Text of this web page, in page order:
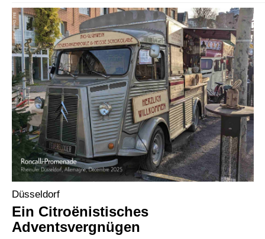
Düsseldorf
Ein Citroënistisches
Adventsvergnügen